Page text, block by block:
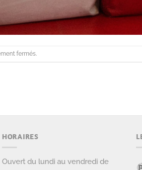
fermés.
HORAIRES
Ouvert du lundi au vendredi de